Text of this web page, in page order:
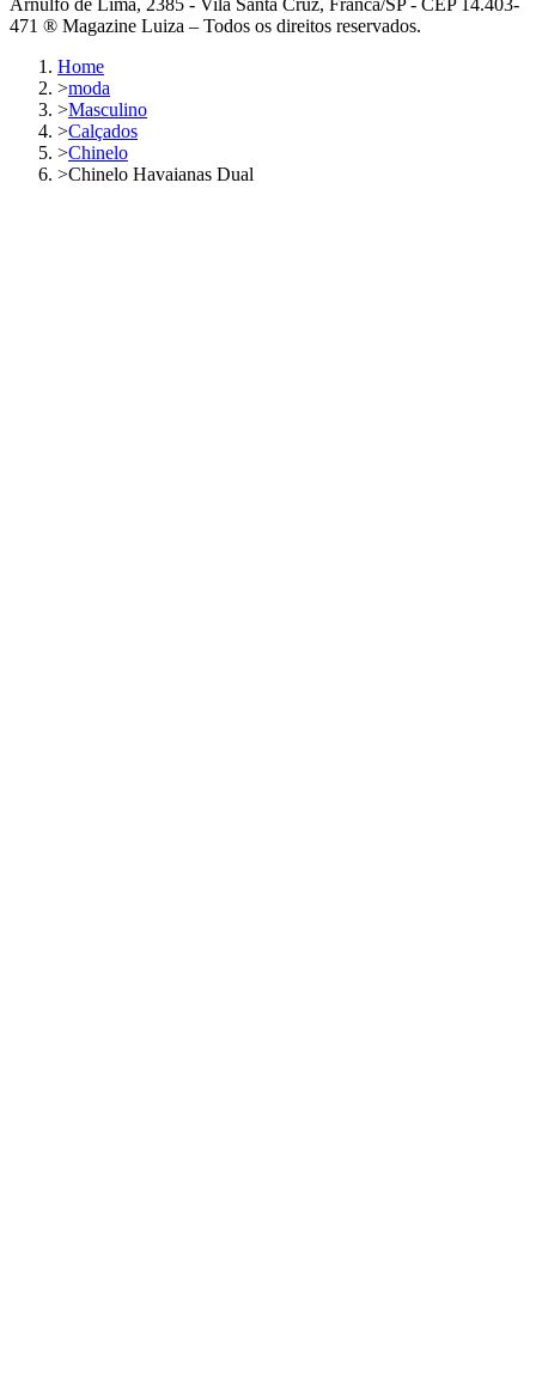
Arnulfo de Lima, 2385 - Vila Santa Cruz, Franca/SP - CEP 14.403-
471 ® Magazine Luiza – Todos os direitos reservados.
Home
>moda
>Masculino
>Calçados
>Chinelo
>Chinelo Havaianas Dual